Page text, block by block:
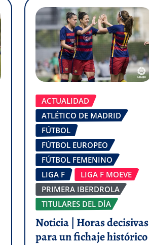
ACTUALIDAD
ATLÉTICO DE MADRID
FÚTBOL
FÚTBOL EUROPEO
FÚTBOL FEMENINO
LIGA F
LIGA F MOEVE
PRIMERA IBERDROLA
TITULARES DEL DÍA
Noticia | Horas decisivas
para un fichaje histórico